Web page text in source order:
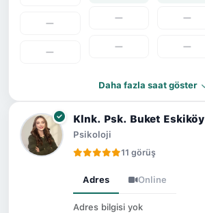
—
—
—
—
—
—
Daha fazla saat göster
Klnk. Psk. Buket Eskiköy
Psikoloji
11 görüş
Adres Online
Adres bilgisi yok